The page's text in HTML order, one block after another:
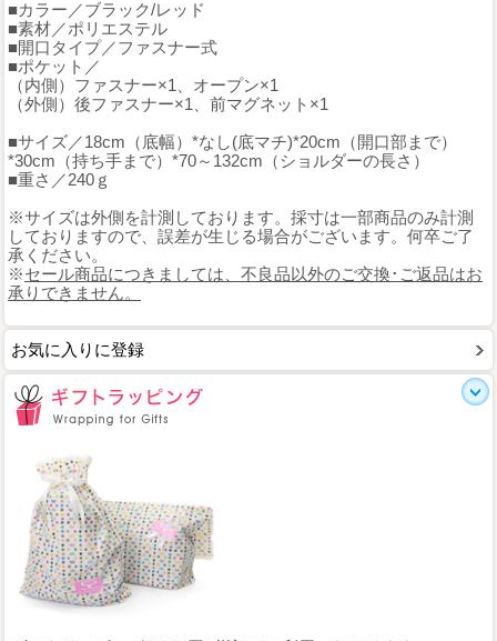
■カラー／ブラック/レッド
■素材／ポリエステル
■開口タイプ／ファスナー式
■ポケット／
（内側）ファスナー×1、オープン×1
（外側）後ファスナー×1、前マグネット×1
■サイズ／18cm（底幅）*なし(底マチ)*20cm（開口部まで）
*30cm（持ち手まで）*70～132cm（ショルダーの長さ）
■重さ／240ｇ
※サイズは外側を計測しております。採寸は一部商品のみ計測
しておりますので、誤差が生じる場合がございます。何卒ご了
承ください。
※セール商品につきましては、不良品以外のご交換･ご返品はお
承りできません。
お気に入りに登録